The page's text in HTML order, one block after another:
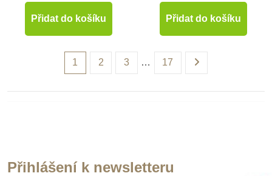
Přidat do košíku Přidat do košíku
1 2 3 … 17
Přihlášení k newsletteru